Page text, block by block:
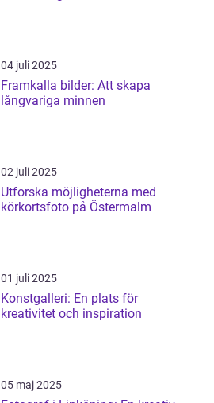
04 juli 2025
Framkalla bilder: Att skapa
långvariga minnen
02 juli 2025
Utforska möjligheterna med
körkortsfoto på Östermalm
01 juli 2025
Konstgalleri: En plats för
kreativitet och inspiration
05 maj 2025